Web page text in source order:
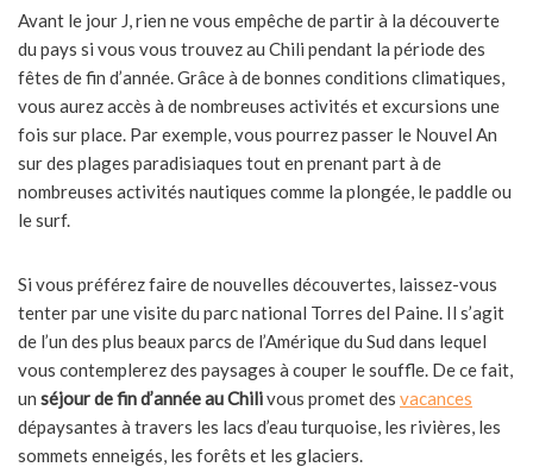
Avant le jour J, rien ne vous empêche de partir à la découverte
du pays si vous vous trouvez au Chili pendant la période des
fêtes de fin d’année. Grâce à de bonnes conditions climatiques,
vous aurez accès à de nombreuses activités et excursions une
fois sur place. Par exemple, vous pourrez passer le Nouvel An
sur des plages paradisiaques tout en prenant part à de
nombreuses activités nautiques comme la plongée, le paddle ou
le surf.
Si vous préférez faire de nouvelles découvertes, laissez-vous
tenter par une visite du parc national Torres del Paine. Il s’agit
de l’un des plus beaux parcs de l’Amérique du Sud dans lequel
vous contemplerez des paysages à couper le souffle. De ce fait,
un séjour de fin d’année au Chilivous promet des vacances
dépaysantes à travers les lacs d’eau turquoise, les rivières, les
sommets enneigés, les forêts et les glaciers.